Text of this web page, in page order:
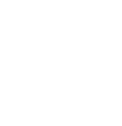
Galaxy Mega 5.8 Gt I9150 I9152